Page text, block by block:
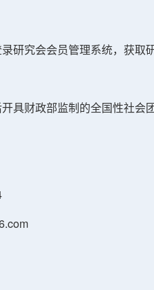
究会会员管理系统，获取
财政部监制的全国性社会